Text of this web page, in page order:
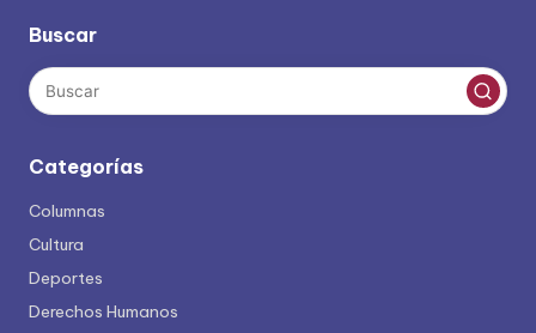
Buscar
Categorías
Columnas
Cultura
Deportes
Derechos Humanos